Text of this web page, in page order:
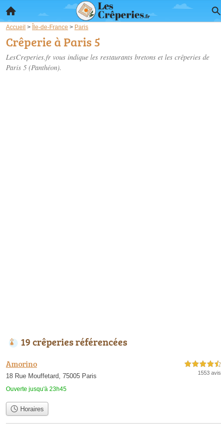
Accueil > Île-de-France > Paris
Crêperie à Paris 5
LesCreperies.fr vous indique les restaurants bretons et les crêperies de
Paris 5 (Panthéon).
19 crêperies référencées
Amorino
18 Rue Mouffetard, 75005 Paris
Ouverte jusqu'à 23h45
4,5 étoiles sur 5
1553 avis
Horaires